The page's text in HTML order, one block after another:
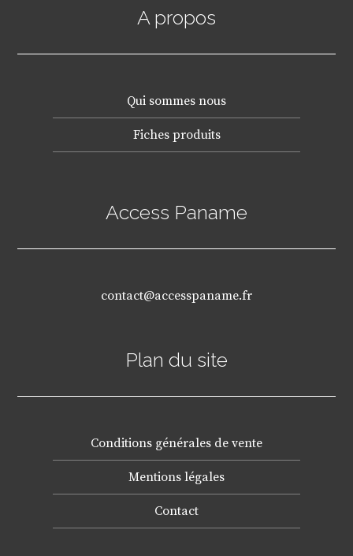
A propos
Qui sommes nous
Fiches produits
Access Paname
contact@accesspaname.fr
Plan du site
Conditions générales de vente
Mentions légales
Contact